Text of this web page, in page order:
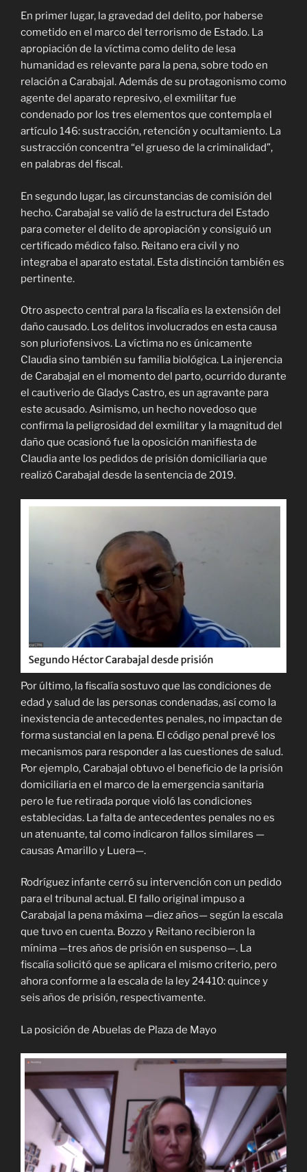
En primer lugar, la gravedad del delito, por haberse
cometido en el marco del terrorismo de Estado. La
apropiación de la víctima como delito de lesa
humanidad es relevante para la pena, sobre todo en
relación a Carabajal. Además de su protagonismo como
agente del aparato represivo, el exmilitar fue
condenado por los tres elementos que contempla el
artículo 146: sustracción, retención y ocultamiento. La
sustracción concentra “el grueso de la criminalidad”,
en palabras del fiscal.
En segundo lugar, las circunstancias de comisión del
hecho. Carabajal se valió de la estructura del Estado
para cometer el delito de apropiación y consiguió un
certificado médico falso. Reitano era civil y no
integraba el aparato estatal. Esta distinción también es
pertinente.
Otro aspecto central para la fiscalía es la extensión del
daño causado. Los delitos involucrados en esta causa
son pluriofensivos. La víctima no es únicamente
Claudia sino también su familia biológica. La injerencia
de Carabajal en el momento del parto, ocurrido durante
el cautiverio de Gladys Castro, es un agravante para
este acusado. Asimismo, un hecho novedoso que
confirma la peligrosidad del exmilitar y la magnitud del
daño que ocasionó fue la oposición manifiesta de
Claudia ante los pedidos de prisión domiciliaria que
realizó Carabajal desde la sentencia de 2019.
Por último, la fiscalía sostuvo que las condiciones de
edad y salud de las personas condenadas, así como la
inexistencia de antecedentes penales, no impactan de
forma sustancial en la pena. El código penal prevé los
mecanismos para responder a las cuestiones de salud.
Por ejemplo, Carabajal obtuvo el beneficio de la prisión
domiciliaria en el marco de la emergencia sanitaria
pero le fue retirada porque violó las condiciones
establecidas. La falta de antecedentes penales no es
un atenuante, tal como indicaron fallos similares —
causas Amarillo y Luera—.
Rodríguez infante cerró su intervención con un pedido
para el tribunal actual. El fallo original impuso a
Carabajal la pena máxima —diez años— según la escala
que tuvo en cuenta. Bozzo y Reitano recibieron la
mínima —tres años de prisión en suspenso—. La
fiscalía solicitó que se aplicara el mismo criterio, pero
ahora conforme a la escala de la ley 24410: quince y
seis años de prisión, respectivamente.
La posición de Abuelas de Plaza de Mayo